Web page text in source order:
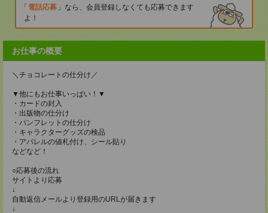
電話応募
なら、会員登録しなくても応募できます
よ！
お仕事の概要
＼チョコレートの仕分け／
▼他にもお仕事いっぱい！▼
・カードの封入
・出版物の仕分け
・パンフレットの仕分け
・キャラクターグッズの検品
・アパレルの値札付け、シール貼り
などなど！
○応募後の流れ
サイトより応募
↓
自動返信メールより登録用のURLが届きます
↓